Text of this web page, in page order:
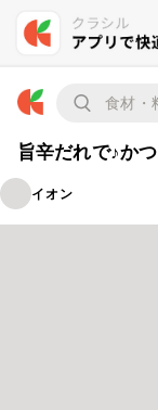
旨辛だれで♪か
イオン